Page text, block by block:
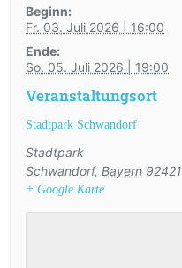
Beginn:
Fr. 03. Juli 2026 | 16:00
Ende:
So. 05. Juli 2026 | 19:00
Veranstaltungsort
Stadtpark Schwandorf
Stadtpark
Schwandorf, Bayern 92421
+ Google Karte